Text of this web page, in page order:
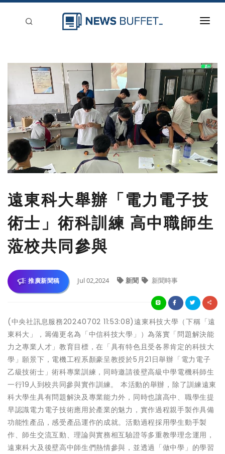
新聞稿分類
登入
刊登
遠東科大舉辦「電力電子技
術士」術科訓練 高中職師生
蒞校共同參與
推廣新聞稿 Jul 02,2024 新聞 新聞時事
(中央社訊息服務20240702 11:53:08)遠東科技大學（下稱「遠
東科大」，籌備更名為「中信科技大學」）為落實「問題解決能
力之專業人才」教育目標，在「具有特色且受各界肯定的科技大
學」願景下，電機工程系顏豪呈教授於5月21日舉辦「電力電子
乙級技術士」術科專業訓練，同時邀請後壁高級中學電機科師生
一行19人到校共同參與實作訓練。 本活動的舉辦，除了訓練遠東
科大學生具有問題解決及專業能力外，同時也讓高中、職學生提
早認識電力電子技術應用於產業的魅力，實作過程親手製作具備
功能性產品，感受產品運作的成就。活動過程採用學生動手製
作、師生交流互動、理論與實務相互驗證等多重教學理念運用，
遠東科大及後壁高中師生們熱情參與，並透過「做中學」的學習